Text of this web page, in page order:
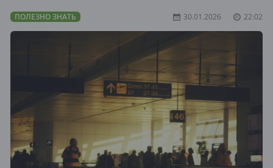
ПОЛЕЗНО ЗНАТЬ 30.01.2026 22:02